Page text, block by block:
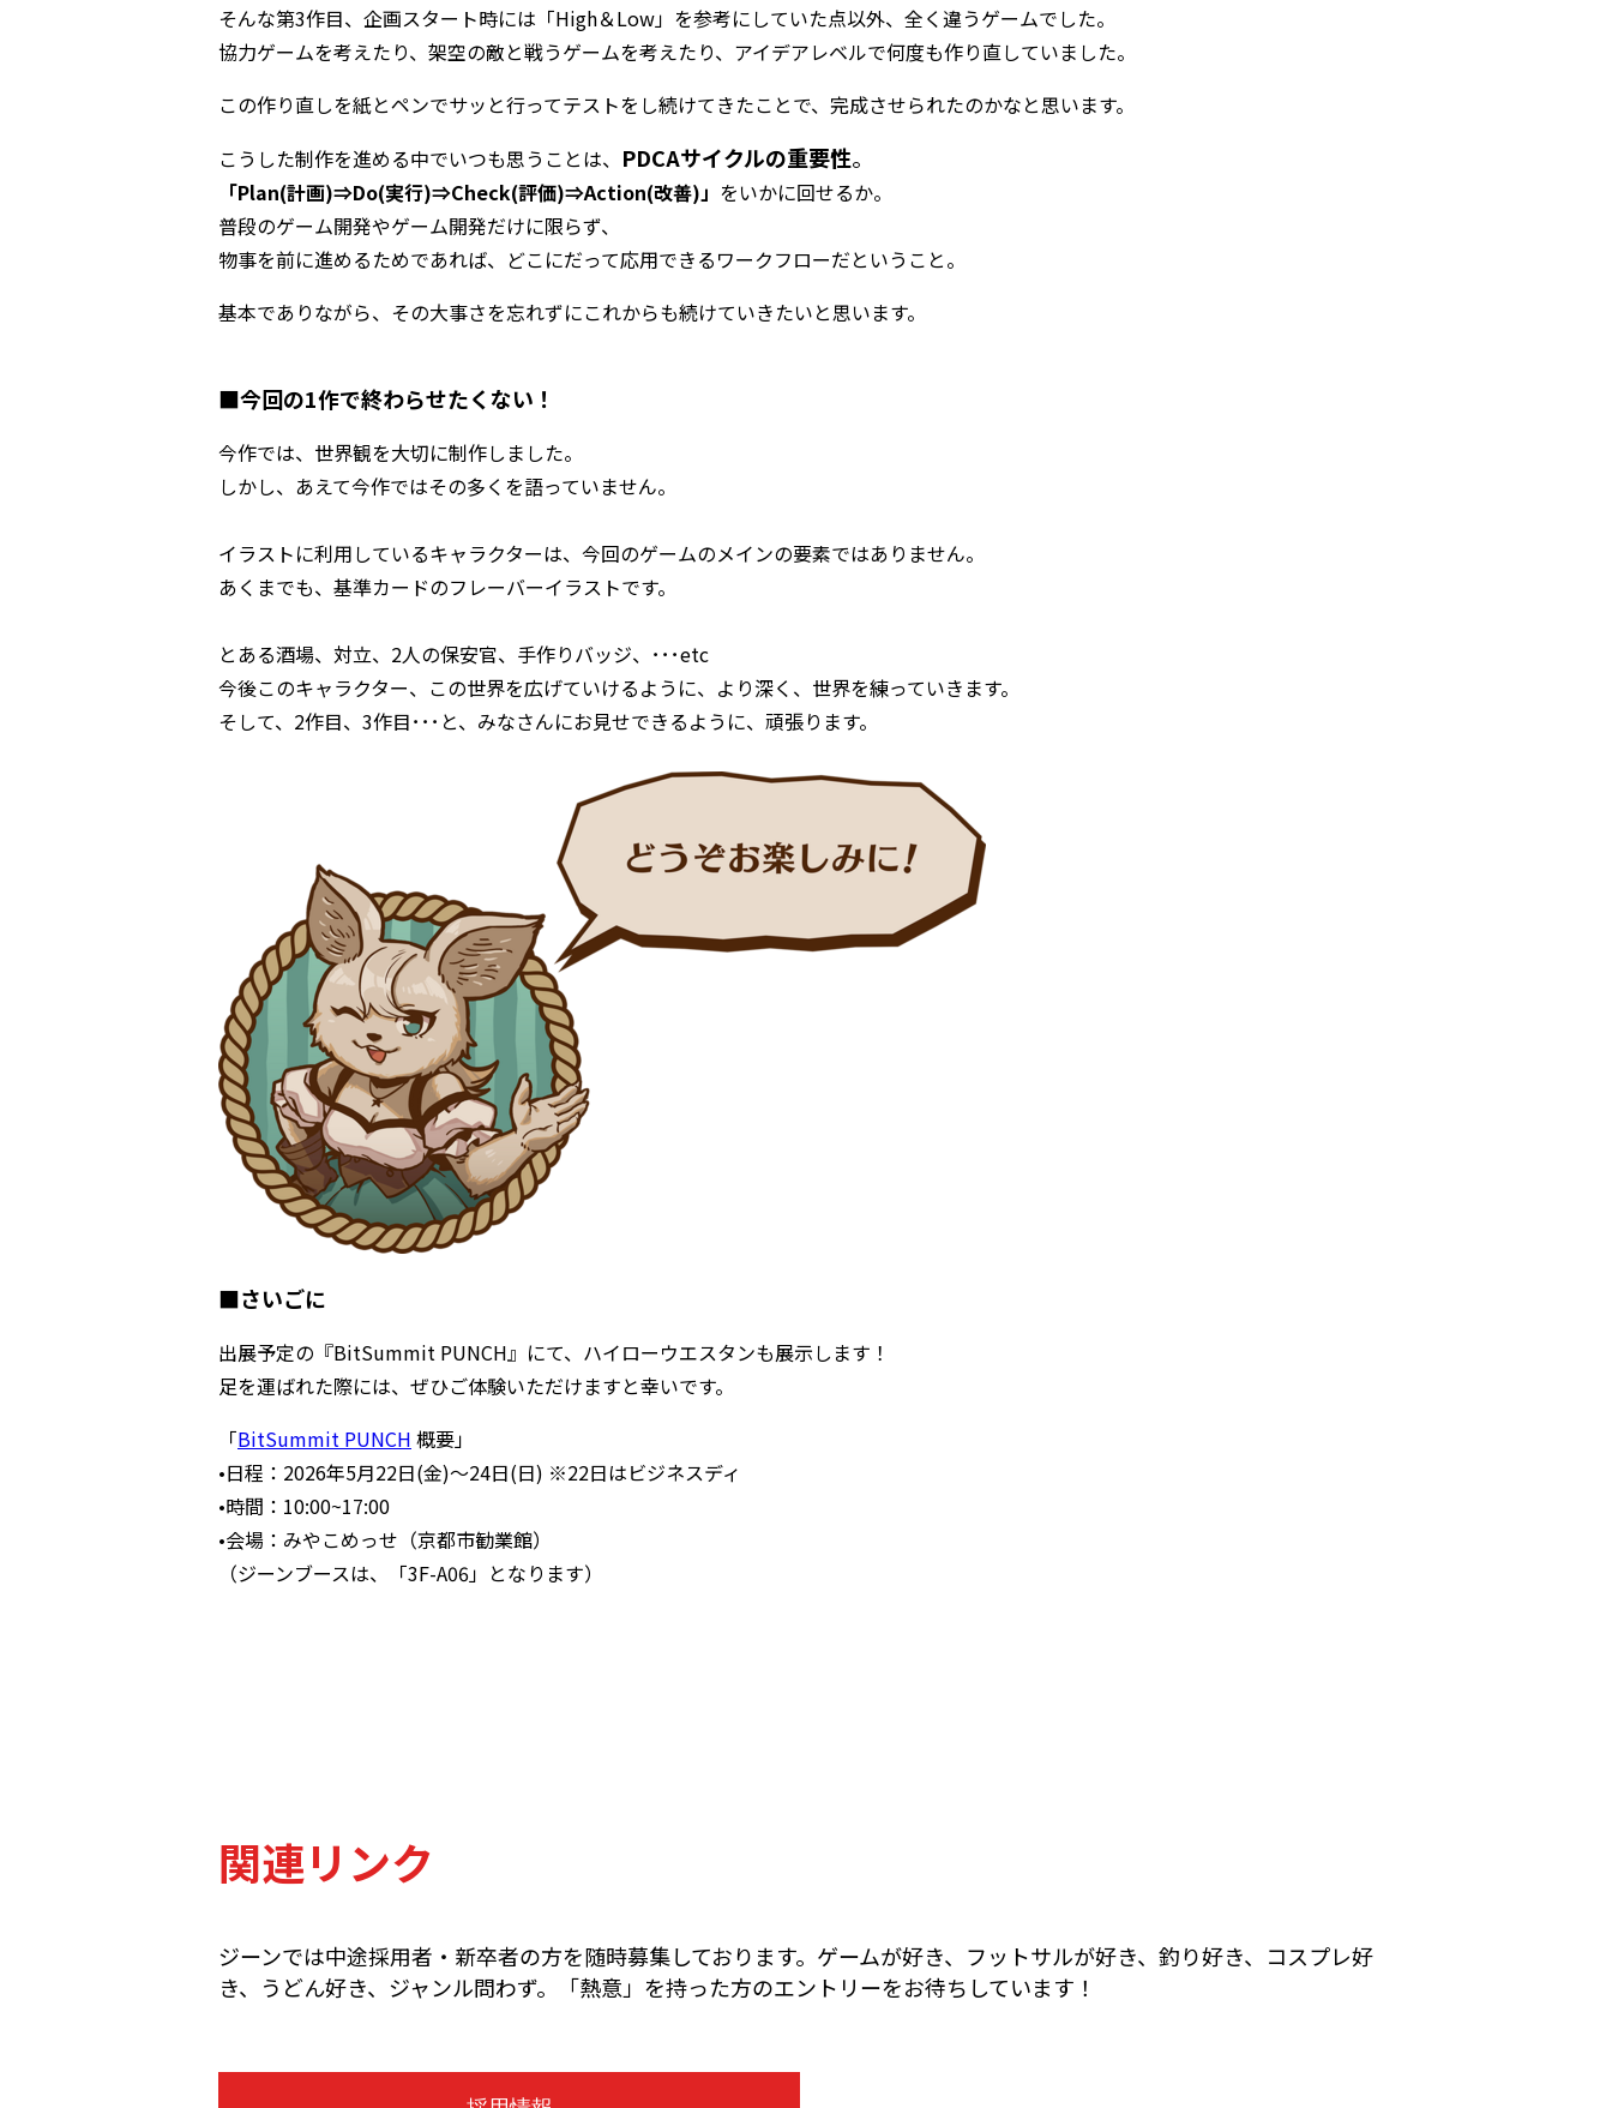
そんな第3作目、企画スタート時には「High＆Low」を参考にしていた点以外、全く違うゲームでした。
協力ゲームを考えたり、架空の敵と戦うゲームを考えたり、アイデアレベルで何度も作り直していました。
この作り直しを紙とペンでサッと行ってテストをし続けてきたことで、完成させられたのかなと思います。
こうした制作を進める中でいつも思うことは、 PDCAサイクルの重要性。
「Plan(計画)⇒Do(実行)⇒Check(評価)⇒Action(改善)」 をいかに回せるか。
普段のゲーム開発やゲーム開発だけに限らず、
物事を前に進めるためであれば、どこにだって応用できるワークフローだということ。
基本でありながら、その大事さを忘れずにこれからも続けていきたいと思います。
■今回の1作で終わらせたくない！
今作では、世界観を大切に制作しました。
しかし、あえて今作ではその多くを語っていません。
イラストに利用しているキャラクターは、今回のゲームのメインの要素ではありません。
あくまでも、基準カードのフレーバーイラストです。
とある酒場、対立、2人の保安官、手作りバッジ、･･･etc
今後このキャラクター、この世界を広げていけるように、より深く、世界を練っていきます。
そして、2作目、3作目･･･と、みなさんにお見せできるように、頑張ります。
■さいごに
出展予定の『BitSummit PUNCH』にて、ハイローウエスタンも展示します！
足を運ばれた際には、ぜひご体験いただけますと幸いです。
「BitSummit PUNCH 概要」
•日程：2026年5月22日(金)～24日(日) ※22日はビジネスディ
•時間：10:00~17:00
•会場：みやこめっせ（京都市勧業館）
（ジーンブースは、「3F-A06」となります）
関連リンク
ジーンでは中途採用者・新卒者の方を随時募集しております。ゲームが好き、フットサルが好き、釣り好き、コスプレ好
き、うどん好き、ジャンル問わず。「熱意」を持った方のエントリーをお待ちしています！